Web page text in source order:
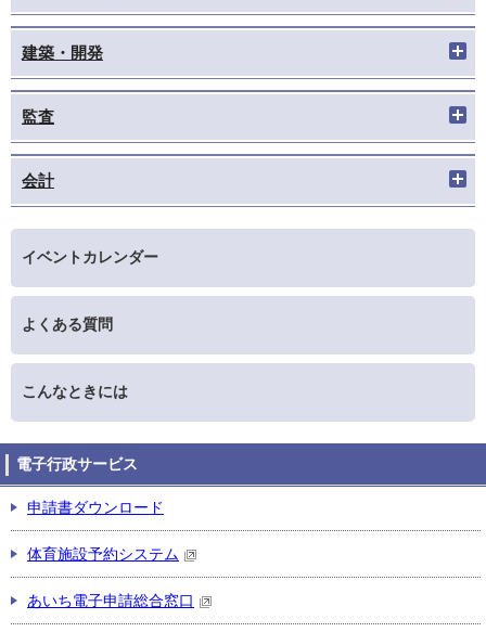
建築・開発
監査
会計
イベントカレンダー
よくある質問
こんなときには
電子行政サービス
申請書ダウンロード
体育施設予約システム
あいち電子申請総合窓口